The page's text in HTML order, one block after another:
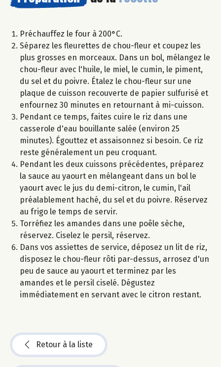
Préchauffez le four à 200°C.
Séparez les fleurettes de chou-fleur et coupez les
plus grosses en morceaux. Dans un bol, mélangez le
chou-fleur avec l'huile, le miel, le cumin, le piment,
du sel et du poivre. Étalez le chou-fleur sur une
plaque de cuisson recouverte de papier sulfurisé et
enfournez 30 minutes en retournant à mi-cuisson.
Pendant ce temps, faites cuire le riz dans une
casserole d'eau bouillante salée (environ 25
minutes). Égouttez et assaisonnez si besoin. Ce riz
reste généralement un peu croquant.
Pendant les deux cuissons précédentes, préparez
la sauce au yaourt en mélangeant dans un bol le
yaourt avec le jus du demi-citron, le cumin, l'ail
préalablement haché, du sel et du poivre. Réservez
au frigo le temps de servir.
Torréfiez les amandes dans une poêle sèche,
réservez. Ciselez le persil, réservez.
Dans vos assiettes de service, déposez un lit de riz,
disposez le chou-fleur rôti par-dessus, arrosez d'un
peu de sauce au yaourt et terminez par les
amandes et le persil ciselé. Dégustez
immédiatement en servant avec le citron restant.
Retour à la liste